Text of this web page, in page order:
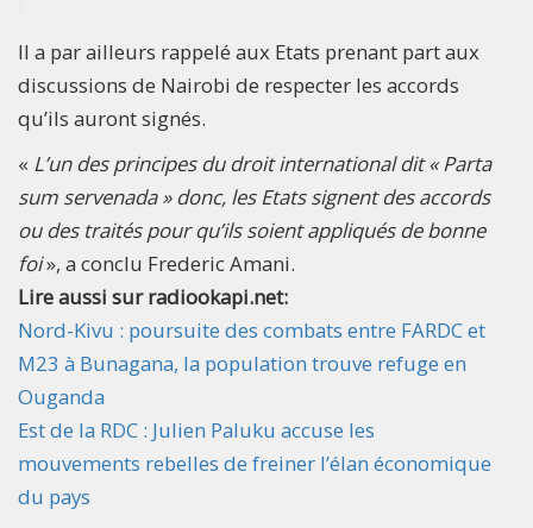
Il a par ailleurs rappelé aux Etats prenant part aux
discussions de Nairobi de respecter les accords
qu’ils auront signés.
« L’un des principes du droit international dit « Parta
sum servenada » donc, les Etats signent des accords
ou des traités pour qu’ils soient appliqués de bonne
foi», a conclu Frederic Amani.
Lire aussi sur radiookapi.net:
Nord-Kivu : poursuite des combats entre FARDC et
M23 à Bunagana, la population trouve refuge en
Ouganda
Est de la RDC : Julien Paluku accuse les
mouvements rebelles de freiner l’élan économique
du pays